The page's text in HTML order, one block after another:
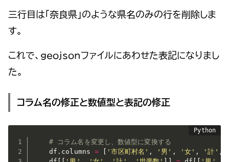
三行目は「奈良県」のような県名のみの行を削除しま
す。
これで、geojsonファイルにあわせた表記になりまし
た。
コラム名の修正と数値型と表記の修正
# コラム名を変更し、数値型に変換する
    df
. columns = [ '市区町村名' , '男' , '女' , '計' ,